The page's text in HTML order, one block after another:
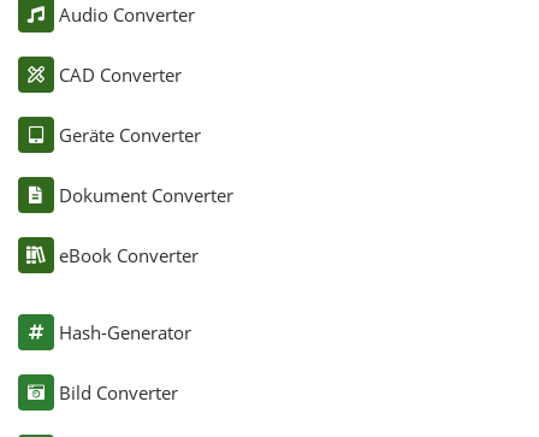
Audio Converter
CAD Converter
Geräte Converter
Dokument Converter
eBook Converter
Hash-Generator
Bild Converter